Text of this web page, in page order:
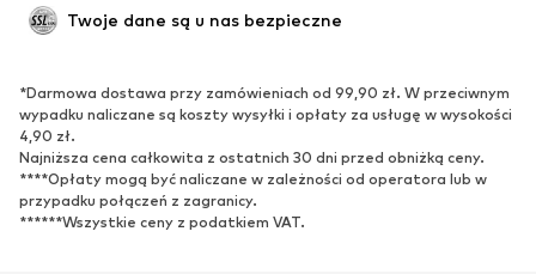
Nowości
Na czasie
Trampki & sneakersy
Czółenka & buty na obcasie
Kozaki
Sandały
Twoje dane są u nas bezpieczne
*Darmowa dostawa przy zamówieniach od 99,90 zł. W przeciwnym
wypadku naliczane są koszty wysyłki i opłaty za usługę w wysokości
4,90 zł.
Najniższa cena całkowita z ostatnich 30 dni przed obniżką ceny.
****Opłaty mogą być naliczane w zależności od operatora lub w
przypadku połączeń z zagranicy.
******Wszystkie ceny z podatkiem VAT.